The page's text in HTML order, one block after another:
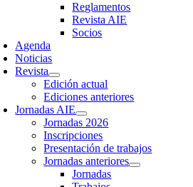
Reglamentos
Revista AIE
Socios
Agenda
Noticias
Revista
Edición actual
Ediciones anteriores
Jornadas AIE
Jornadas 2026
Inscripciones
Presentación de trabajos
Jornadas anteriores
Jornadas